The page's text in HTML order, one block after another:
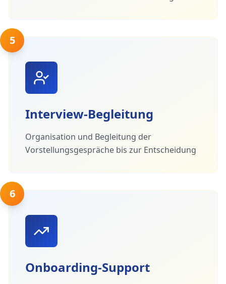
5
Interview-Begleitung
Organisation und Begleitung der
Vorstellungsgespräche bis zur Entscheidung
6
Onboarding-Support